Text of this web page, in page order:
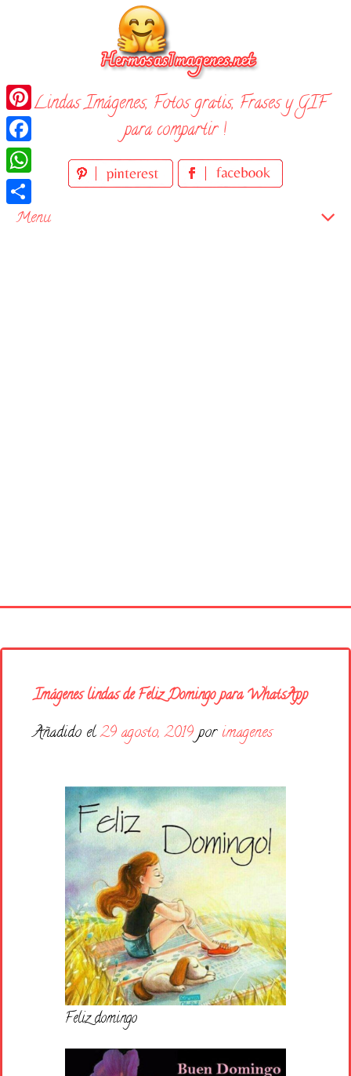
¡ Lindas Imágenes, Fotos gratis, Frases y GIF
para compartir !
Menu
Días de la Semana
Buenas Noches
Feliz Cumpleaños
Festividad
Imágenes lindas de Feliz Domingo para WhatsApp
Añadido el29 agosto, 2019 por imagenes
Feliz domingo
Pinterest
Facebook
WhatsApp
Compartir